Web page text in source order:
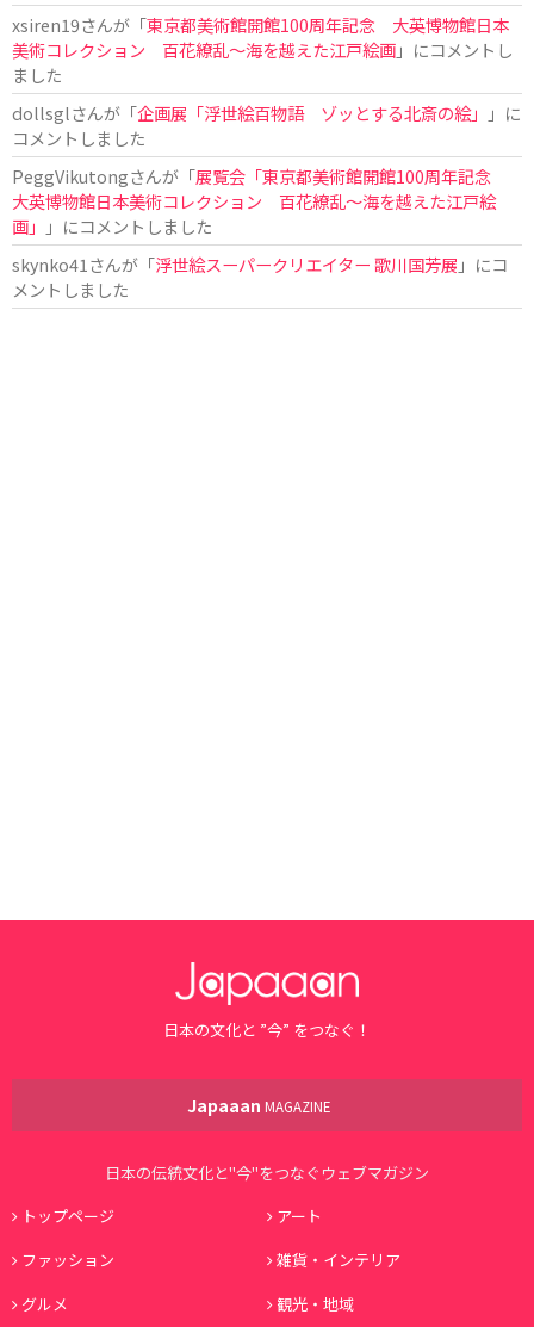
xsiren19さんが「東京都美術館開館100周年記念 大英博物館日本
美術コレクション 百花繚乱～海を越えた江戸絵画」にコメントし
ました
dollsglさんが「企画展「浮世絵百物語 ゾッとする北斎の絵」
」に
コメントしました
PeggVikutongさんが「展覧会「東京都美術館開館100周年記念
大英博物館日本美術コレクション 百花繚乱〜海を越えた江戸絵
画」
」にコメントしました
skynko41 さんが「浮世絵スーパークリエイター 歌川国芳展 」にコ
メントしました
日本の文化と ”今” をつなぐ！
Japaaan MAGAZINE
日本の伝統文化と"今"をつなぐウェブマガジン
トップページ
アート
ファッション
雑貨・インテリア
グルメ
観光・地域